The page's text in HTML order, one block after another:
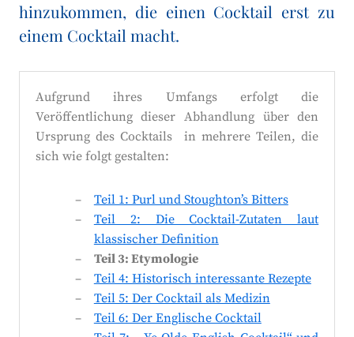
hinzukommen, die einen Cocktail erst zu
einem Cocktail macht.
Aufgrund ihres Umfangs erfolgt die
Veröffentlichung dieser Abhandlung über den
Ursprung des Cocktails in mehrere Teilen, die
sich wie folgt gestalten:
Teil 1: Purl und Stoughton’s Bitters
Teil 2: Die Cocktail-Zutaten laut
klassischer Definition
Teil 3: Etymologie
Teil 4: Historisch interessante Rezepte
Teil 5: Der Cocktail als Medizin
Teil 6: Der Englische Cocktail